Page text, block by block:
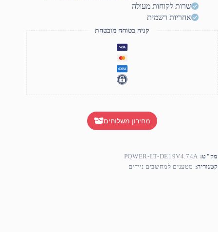
שרות לקוחות מעולה
אחריות רשמית
קניה בטוחה מובטחת
מחירון משלוחים
מק"ט: POWER-LT-DE19V4.74A
קטגוריה: מטענים למחשבים ניידים